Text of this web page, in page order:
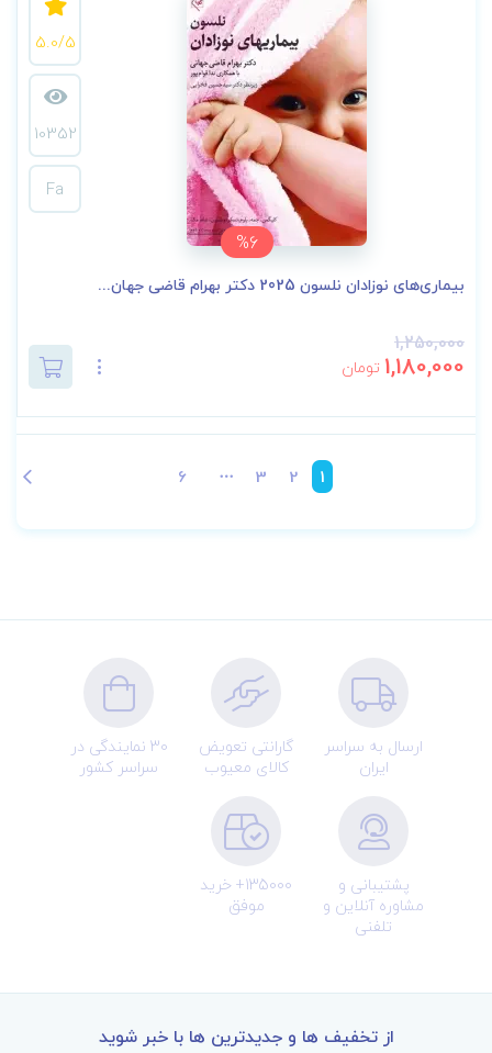
%6
5.0/5
10352
Fa
بیماری‌های نوزادان نلسون 2025 دکتر بهرام قاضی جهان...
1,250,000
1,180,000 تومان
1
2
3
6
ارسال به سراسر
ایران
گارانتی تعویض
کالای معیوب
30 نمایندگی در
سراسر کشور
پشتیبانی و
مشاوره آنلاین و
تلفنی
135000+ خرید
موفق
از تخفیف ها و جدیدترین ها با خبر شوید